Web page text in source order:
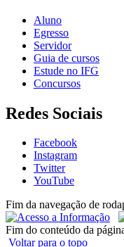
Aluno
Egresso
Servidor
Guia de cursos
Estude no IFG
Concursos
Redes Sociais
Facebook
Instagram
Twitter
YouTube
Fim da navegação de
Fim do conteúdo da
Voltar para o topo